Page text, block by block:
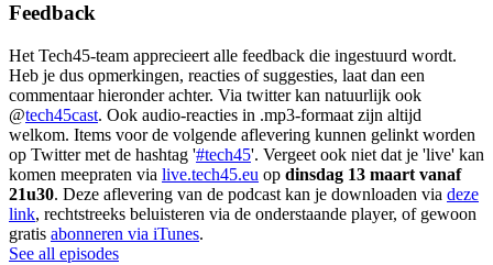
Feedback
Het Tech45-team apprecieert alle feedback die ingestuurd wordt.
Heb je dus opmerkingen, reacties of suggesties, laat dan een
commentaar hieronder achter. Via twitter kan natuurlijk ook
@tech45cast. Ook audio-reacties in .mp3-formaat zijn altijd
welkom. Items voor de volgende aflevering kunnen gelinkt worden
op Twitter met de hashtag '#tech45'. Vergeet ook niet dat je 'live' kan
komen meepraten via live.tech45.eu op dinsdag 13 maart vanaf
21u30. Deze aflevering van de podcast kan je downloaden via deze
link, rechtstreeks beluisteren via de onderstaande player, of gewoon
gratis abonneren via iTunes.
See all episodes